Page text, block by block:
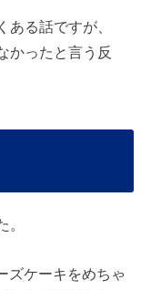
る話ですが、
かったと言う反
。
ズケーキをめちゃ